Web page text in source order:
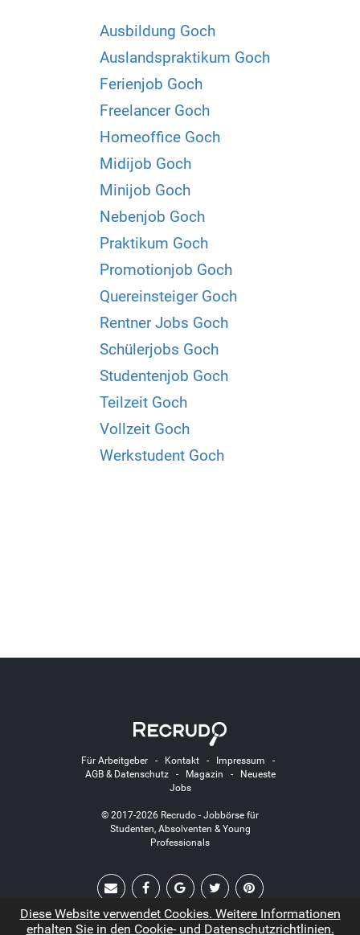
Ausbildung Goch
Auslandspraktikum Goch
Ferienjob Goch
Freelancer Goch
Homeoffice Goch
Midijob Goch
Minijob Goch
Nebenjob Goch
Praktikum Goch
Promotionjob Goch
Quereinsteiger Goch
Rentner Jobs Goch
Schülerjobs Goch
Studentenjob Goch
Teilzeit Goch
Vollzeit Goch
Werkstudent Goch
Für Arbeitgeber- Kontakt- Impressum -
AGB & Datenschutz- Magazin -
Neueste
Jobs
© 2017-2026 Recrudo - Jobbörse für
Studenten, Absolventen & Young
Professionals
Diese Website verwendet Cookies. Weitere Informationen
erhalten Sie in den Cookie- und Datenschutzrichtlinien.